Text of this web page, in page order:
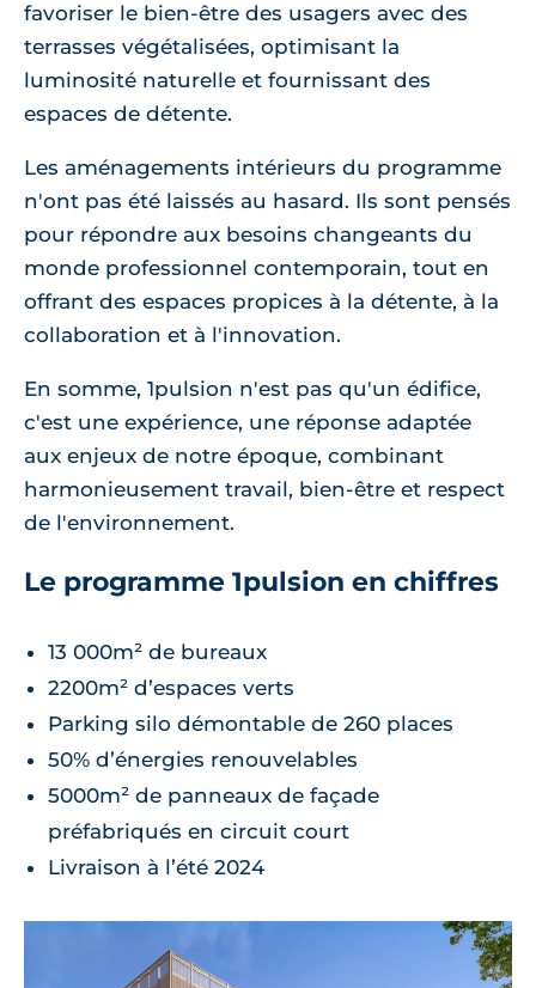
favoriser le bien-être des usagers avec des
terrasses végétalisées, optimisant la
luminosité naturelle et fournissant des
espaces de détente.
Les aménagements intérieurs du programme
n'ont pas été laissés au hasard. Ils sont pensés
pour répondre aux besoins changeants du
monde professionnel contemporain, tout en
offrant des espaces propices à la détente, à la
collaboration et à l'innovation.
En somme, 1pulsion n'est pas qu'un édifice,
c'est une expérience, une réponse adaptée
aux enjeux de notre époque, combinant
harmonieusement travail, bien-être et respect
de l'environnement.
Le programme 1pulsion en chiffres
13 000m² de bureaux
2200m² d’espaces verts
Parking silo démontable de 260 places
50% d’énergies renouvelables
5000m² de panneaux de façade
préfabriqués en circuit court
Livraison à l’été 2024